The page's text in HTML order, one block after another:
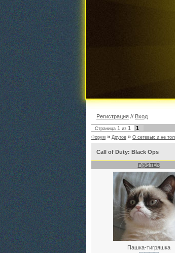
Регистрация // Вход
Страница 1 из 1 1
Форум » Другое » О сетевых и не
Call of Duty: Black Ops
F@STER
Пашка-тигряшка